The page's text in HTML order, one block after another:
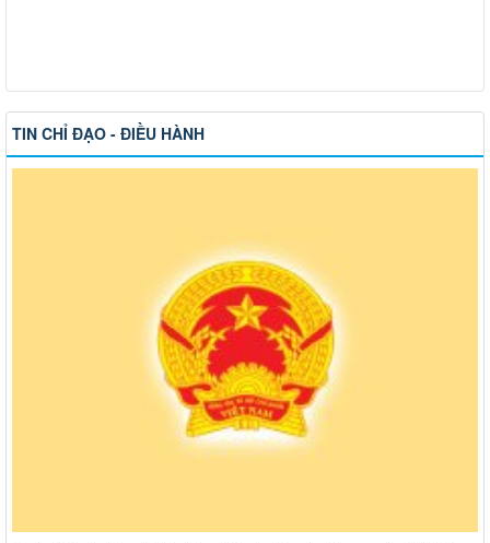
TIN CHỈ ĐẠO - ĐIỀU HÀNH